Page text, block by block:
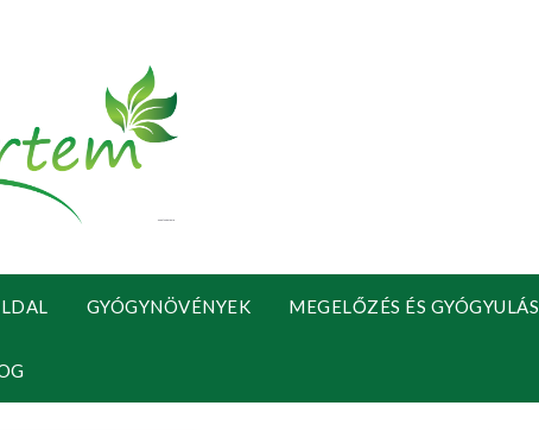
GYÓGYNÖVÉNYEK MEGELŐZÉS ÉS GYÓGYULÁS